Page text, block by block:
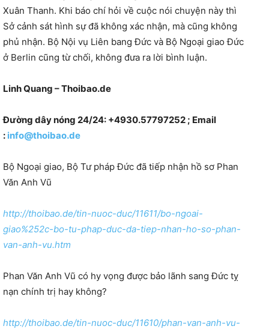
Xuân Thanh. Khi báo chí hỏi về cuộc nói chuyện này thì
Sở cảnh sát hình sự đã không xác nhận, mà cũng không
phủ nhận. Bộ Nội vụ Liên bang Đức và Bộ Ngoại giao Đức
ở Berlin cũng từ chối, không đưa ra lời bình luận.
Linh Quang – Thoibao.de
Đường dây nóng 24/24: +4930.57797252 ; Email
: info@thoibao.de
Bộ Ngoại giao, Bộ Tư pháp Đức đã tiếp nhận hồ sơ Phan
Văn Anh Vũ
http://thoibao.de/tin-nuoc-duc/11611/bo-ngoai-
giao%252c-bo-tu-phap-duc-da-tiep-nhan-ho-so-phan-
van-anh-vu.htm
Phan Văn Anh Vũ có hy vọng được bảo lãnh sang Đức tỵ
nạn chính trị hay không?
http://thoibao.de/tin-nuoc-duc/11610/phan-van-anh-vu-